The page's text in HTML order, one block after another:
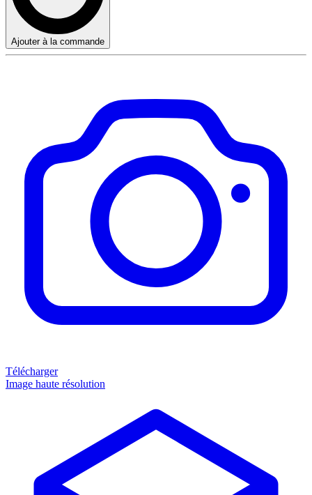
Ajouter à la commande
Télécharger
Image haute résolution